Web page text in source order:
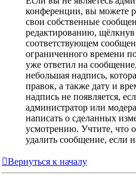
конференции, вы можете
свои собственные
редактированию,
соответствующем
ограниченного времени
уже ответил на
небольшая надпись,
правок, а также дату и
надпись не появляется,
администратор или
написать о сделанных
усмотрению. Учтите, что
удалить сообщение, если
Вернуться к началу